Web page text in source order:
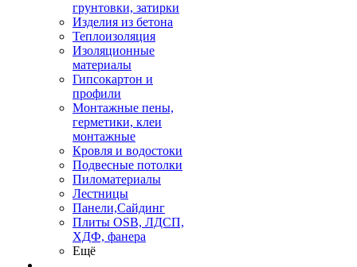
грунтовки, затирки
Изделия из бетона
Теплоизоляция
Изоляционные
материалы
Гипсокартон и
профили
Монтажные пены,
герметики, клеи
монтажные
Кровля и водостоки
Подвесные потолки
Пиломатериалы
Лестницы
Панели,Сайдинг
Плиты OSB, ЛДСП,
ХДФ, фанера
Ещё